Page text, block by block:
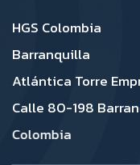
HGS Colombia
Barranquilla
Atlántica Torre
Calle 80-198
Colombia